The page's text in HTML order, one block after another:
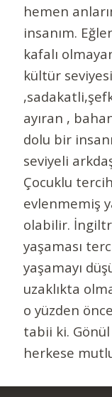
hemen
insanım.
kafalı
kültür
ayıran ,
dolu bir
seviyeli
Çocuklu
evlenmemiş
olabilir.
yaşaması
yaşamayı
uzaklıkta
o yüzden
tabii ki.
herkese